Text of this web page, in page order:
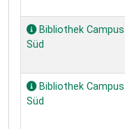
Bibliothek Campus
Süd
Bibliothek Campus
Süd